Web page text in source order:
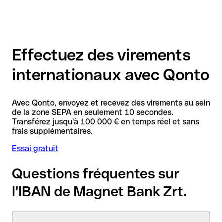
Effectuez des virements
internationaux avec Qonto
Avec Qonto, envoyez et recevez des virements au sein
de la zone SEPA en seulement 10 secondes.
Transférez jusqu'à 100 000 € en temps réel et sans
frais supplémentaires.
Essai gratuit
Questions fréquentes sur
l'IBAN de Magnet Bank Zrt.